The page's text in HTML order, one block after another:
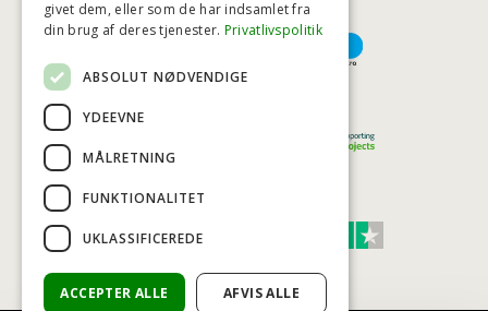
BETALINGSMULIGHEDER
TRUST SCORE 4,7
givet dem, eller som de har indsamlet fra
din brug af deres tjenester. Privatlivspolitik
ABSOLUT NØDVENDIGE
YDEEVNE
MÅLRETNING
FUNKTIONALITET
UKLASSIFICEREDE
ACCEPTER ALLE AFVIS ALLE